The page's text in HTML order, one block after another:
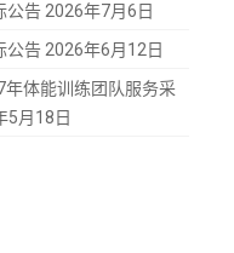
公告 2026年7月6日
公告 2026年6月12日
体能训练团队服务采
5月18日